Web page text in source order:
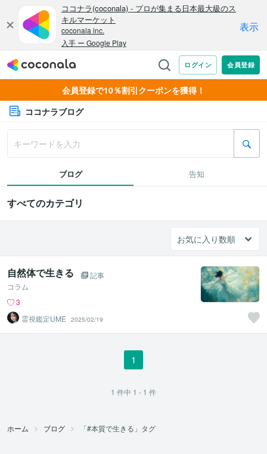
会員登録で10％割引クーポンを獲得！
ココナラブログ
ブログ 告知
すべてのカテゴリ
自然体で生きる
記事
コラム
3
霊視鑑定UME
2025/02/19
1
1 件中 1 - 1 件
ホーム ブログ 「#本質で生きる」タグ